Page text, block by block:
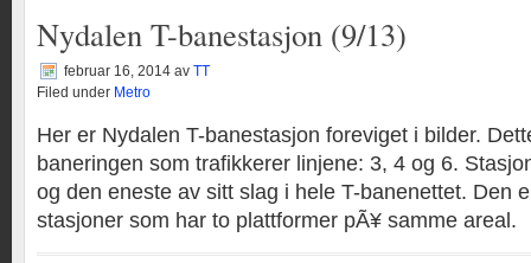
Nydalen T-banestasjon (9/13)
februar 16, 2014 av TT
Filed under Metro
Her er Nydalen T-banestasjon foreviget i bilder.
baneringen som trafikkerer linjene: 3, 4 og 6.
og den eneste av sitt slag i hele T-banenettet. Den
stasjoner som har to plattformer pÃ¥ samme areal.